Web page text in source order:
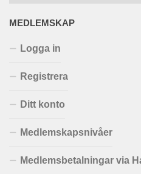
MEDLEMSKAP
Logga in
Registrera
Ditt konto
Medlemskapsnivåer
Medlemsbetalningar via